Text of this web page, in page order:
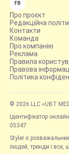
FB
Про проєкт
Редакційна
Контакти
Команда
Про компанію
Реклама
Правила
Правова
Політика
© 2026 LLC «UBT
Ідентифікатор
05347
Styler є
людей, тренди і все,